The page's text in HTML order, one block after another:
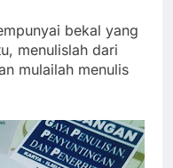
bekal yang
menulislah dari
mulailah menulis